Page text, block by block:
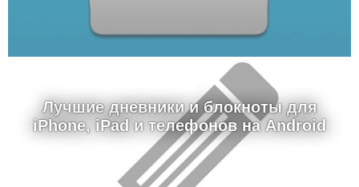
Лучшие дневники и блокноты для
iPhone, iPad и телефонов на Android